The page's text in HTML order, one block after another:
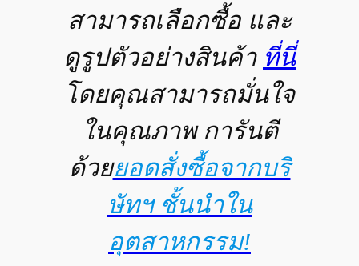
สามารถเลือกซื้อ และ
ดูรูปตัวอย่างสินค้า ที่นี่
โดยคุณสามารถมั่นใจ
ในคุณภาพ การันตี
ด้วยยอดสั่งซื้อจากบริ
ษัทฯ ชั้นนำใน
อุตสาหกรรม!